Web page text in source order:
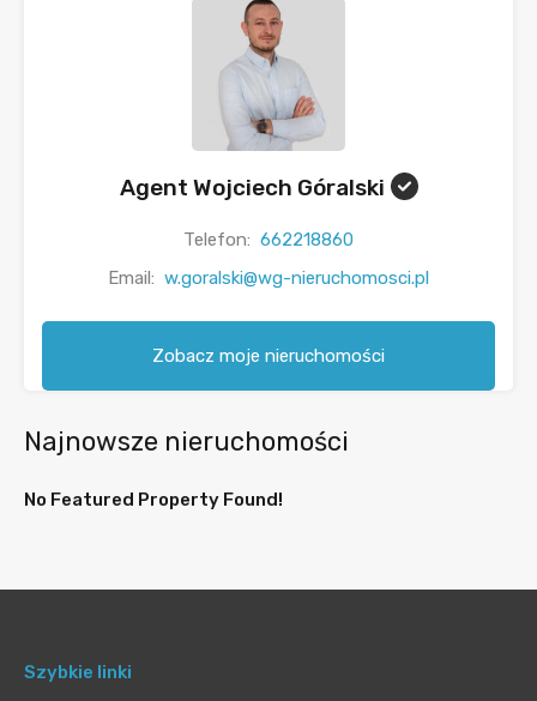
Agent Wojciech Góralski
Telefon: 662218860
Email: w.goralski@wg-nieruchomosci.pl
Zobacz moje nieruchomości
Najnowsze nieruchomości
No Featured Property Found!
Szybkie linki